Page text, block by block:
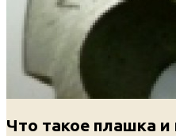
Что такое плашка и